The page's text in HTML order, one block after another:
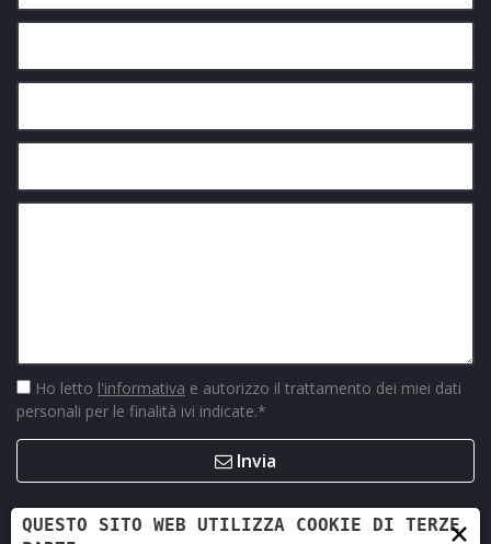
Ho letto l'informativa e autorizzo il trattamento dei miei dati
personali per le finalità ivi indicate.*
Invia
×
QUESTO SITO WEB UTILIZZA COOKIE DI TERZE